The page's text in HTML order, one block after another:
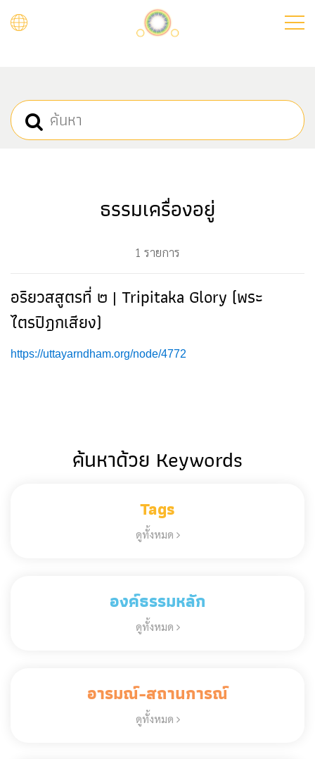
ธรรมเครื่องอยู่
1 รายการ
อริยวสสูตรที่ ๒ | Tripitaka Glory (พระ
ไตรปิฎกเสียง)
https://uttayarndham.org/node/4772
ค้นหาด้วย Keywords
Tags
ดูทั้งหมด
องค์ธรรมหลัก
ดูทั้งหมด
อารมณ์-สถานการณ์
ดูทั้งหมด